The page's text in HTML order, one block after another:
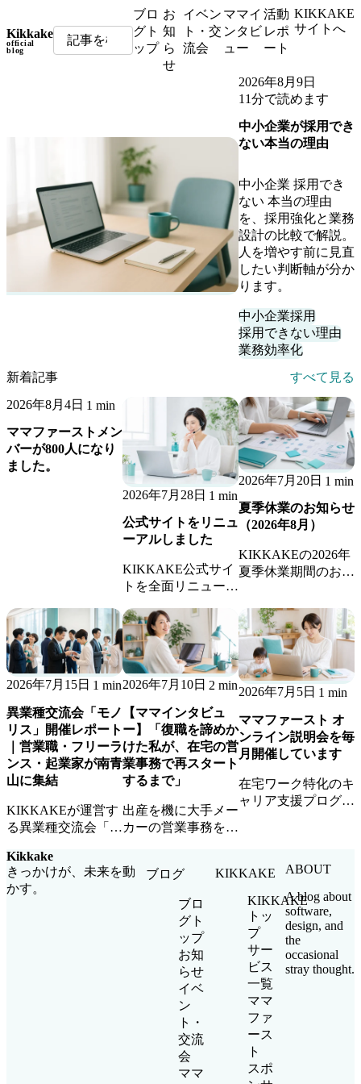
Kikkake
official
blog
ブロ
グト
ップ
お
知
ら
せ
イベン
ト・交
流会
ママイ
ンタビ
ュー
活動
レポ
ート
KIKKAKE
サイトへ
2026年8月9日
11分で読めます
中小企業が採用でき
ない本当の理由
中小企業 採用でき
ない 本当の理由
を、採用強化と業務
設計の比較で解説。
人を増やす前に見直
したい判断軸が分か
ります。
中小企業採用
採用できない理由
業務効率化
新着記事 すべて見る
2026年8月4日 1 min
ママファーストメン
バーが800人になり
ました。
2026年7月28日 1 min
公式サイトをリニュ
ーアルしました
KIKKAKE公式サイ
トを全面リニューア
BPO・営業代行・事
務代行の各サービス
紹介に加え、地域ご
とのご案内ページ、
お役立ちコラム、ブ
ログを新設しまし
た。
2026年7月20日 1 min
夏季休業のお知らせ
（2026年8月）
KIKKAKEの2026年
夏季休業期間のお知
中のお問い合わせへ
の返信、継続業務の
稼働体制についてご
案内します。
2026年7月15日 1 min
異業種交流会「モノ
リス」開催レポート
｜営業職・フリーラ
ンス・起業家が南青
山に集結
KIKKAKEが運営す
る異業種交流会「モ
ート。営業職・フリ
ーランス・起業家が
集まり、新しいビジ
2026年7月10日 2 min
【ママインタビュ
ー】「復職を諦めか
けた私が、在宅の営
業事務で再スタート
するまで」
出産を機に大手メー
カーの営業事務を退
いから、在宅ワーク
で企業チームの一員
として活躍するまで
の道のりを聞きまし
2026年7月5日 1 min
ママファースト オ
ンライン説明会を毎
月開催しています
在宅ワーク特化のキ
ャリア支援プログラ
参加無料・顔出し不
OKです。
Kikkake
きっかけが、未来を動
かす。
ブログ
ブロ
グト
ップ
お知
らせ
イベ
ン
ト・
交流
会
ママ
KIKKAKE
KIKKAKE
トッ
プ
サー
ビス
一覧
ママ
ファ
ース
ト
スポ
ABOUT
A blog about
software,
design, and
the
occasional
stray thought.